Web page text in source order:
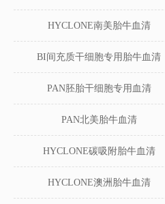
HYCLONE南美胎牛血清
BI间充质干细胞专用胎牛血清
PAN胚胎干细胞专用血清
PAN北美胎牛血清
HYCLONE碳吸附胎牛血清
HYCLONE澳洲胎牛血清